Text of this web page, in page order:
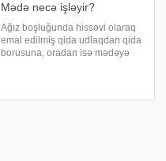
Mədə necə işləyir?
Ağız boşluğunda hissəvi olaraq
emal edilmiş qida udlaqdan qida
borusuna, oradan isə mədəyə